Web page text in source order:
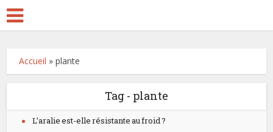
Accueil »plante
Tag - plante
L’aralie est-elle résistante au froid ?